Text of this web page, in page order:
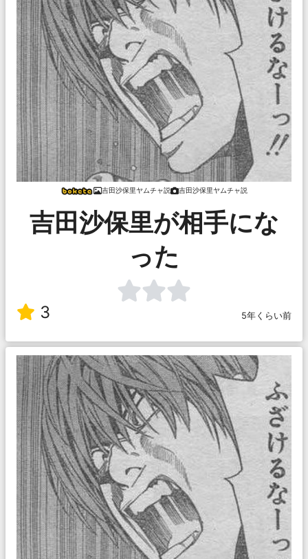
吉田沙保里ヤムチャ説 吉田沙保里ヤムチャ説
吉田沙保里が相手にな
った
3 5年くらい前